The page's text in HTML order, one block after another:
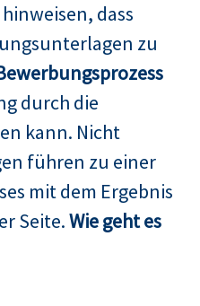
dass
zu
durch die
kann. Nicht
führen zu einer
mit dem Ergebnis
Seite.Wie geht es